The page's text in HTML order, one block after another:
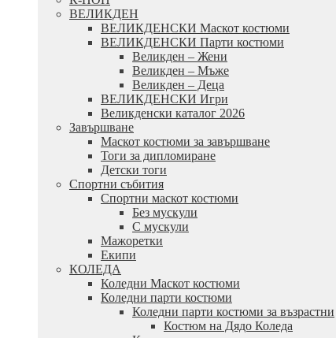
ВЕЛИКДЕН
ВЕЛИКДЕНСКИ Маскот костюми
ВЕЛИКДЕНСКИ Парти костюми
Великден – Жени
Великден – Мъже
Великден – Деца
ВЕЛИКДЕНСКИ Игри
Великденски каталог 2026
Завършване
Маскот костюми за завършване
Тоги за дипломиране
Детски тоги
Спортни събития
Спортни маскот костюми
Без мускули
С мускули
Мажоретки
Екипи
КОЛЕДА
Коледни Маскот костюми
Коледни парти костюми
Коледни парти костюми за възрастни
Костюм на Дядо Коледа